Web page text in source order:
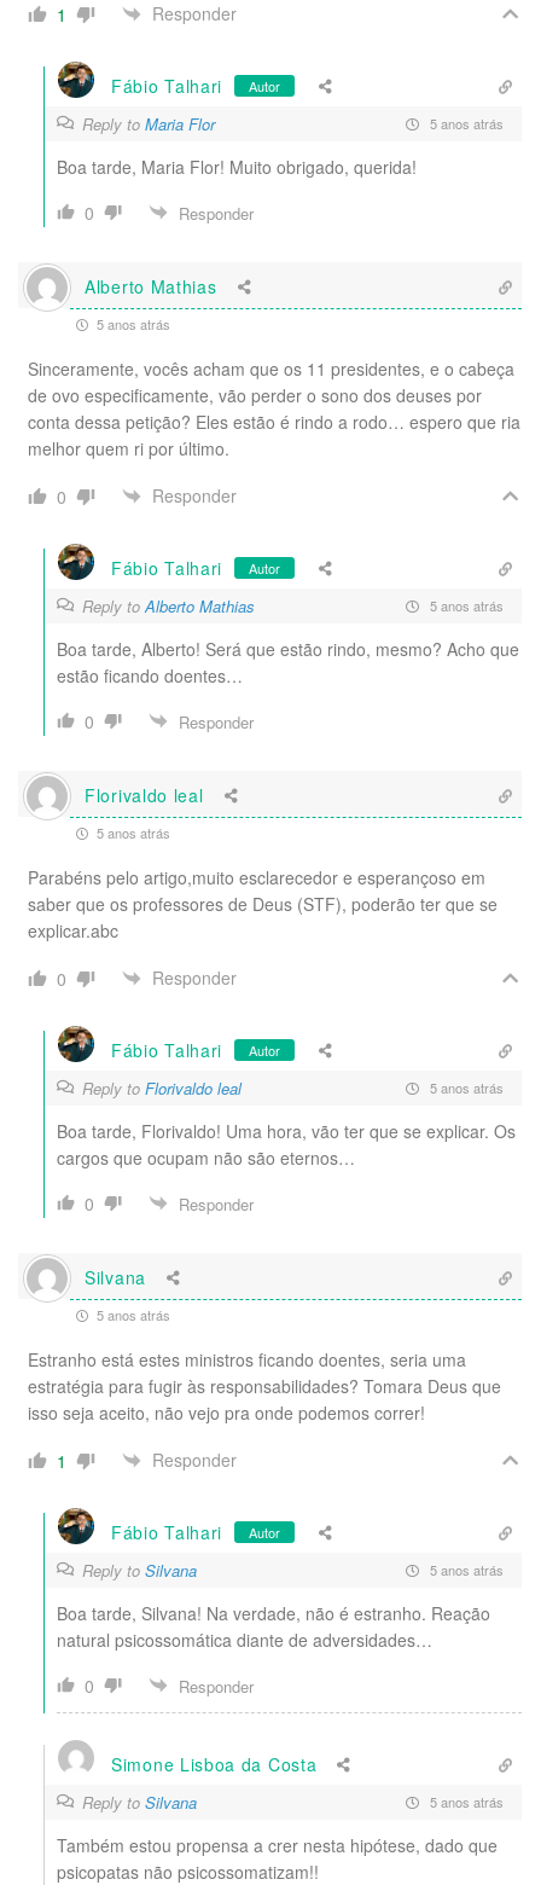
1 Responder
Fábio Talhari Autor
Reply to Maria Flor 5 anos atrás
Boa tarde, Maria Flor! Muito obrigado, querida!
0
Responder
Alberto Mathias
5 anos atrás
Sinceramente, vocês acham que os 11 presidentes, e o cabeça
de ovo especificamente, vão perder o sono dos deuses por
conta dessa petição? Eles estão é rindo a rodo… espero que ria
melhor quem ri por último.
0
Responder
Fábio Talhari Autor
Reply toAlberto Mathias 5 anos atrás
Boa tarde, Alberto! Será que estão rindo, mesmo? Acho que
estão ficando doentes…
0
Responder
Florivaldo leal
5 anos atrás
Parabéns pelo artigo,muito esclarecedor e esperançoso em
saber que os professores de Deus (STF), poderão ter que se
explicar.abc
0
Responder
Fábio Talhari Autor
Reply to Florivaldo leal 5 anos atrás
Boa tarde, Florivaldo! Uma hora, vão ter que se explicar. Os
cargos que ocupam não são eternos…
0
Responder
Silvana
5 anos atrás
Estranho está estes ministros ficando doentes, seria uma
estratégia para fugir às responsabilidades? Tomara Deus que
isso seja aceito, não vejo pra onde podemos correr!
1
Responder
Fábio Talhari Autor
Reply to Silvana 5 anos atrás
Boa tarde, Silvana! Na verdade, não é estranho. Reação
natural psicossomática diante de adversidades…
0
Responder
Simone Lisboa da Costa
Reply to Silvana 5 anos atrás
Também estou propensa a crer nesta hipótese, dado que
psicopatas não psicossomatizam!!